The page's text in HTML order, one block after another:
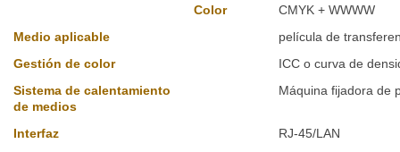
Color
CMYK + WWWW
Medio aplicable
película de
Gestión de color
ICC o curva de
Sistema de calentamiento
de medios
Máquina fijadora de
Interfaz
RJ-45/LAN